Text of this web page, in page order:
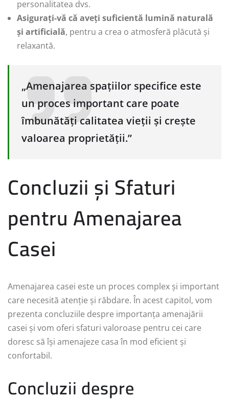
personalitatea dvs.
Asigurați-vă că aveți suficientă lumină naturală
și artificială, pentru a crea o atmosferă plăcută și
relaxantă.
„Amenajarea spațiilor specifice este
un proces important care poate
îmbunătăți calitatea vieții și crește
valoarea proprietății.”
Concluzii și Sfaturi
pentru Amenajarea
Casei
Amenajarea casei este un proces complex și important
care necesită atenție și răbdare. În acest capitol, vom
prezenta concluziile despre importanța amenajării
casei și vom oferi sfaturi valoroase pentru cei care
doresc să își amenajeze casa în mod eficient și
confortabil.
Concluzii despre